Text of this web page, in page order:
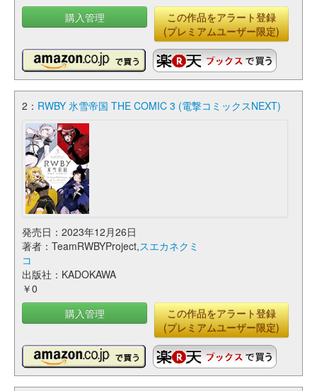
購入管理
この作品をアラート登録
(プレミアムユーザー限定)
2： RWBY 氷雪帝国 THE COMIC 3 (電撃コミックスNEXT)
発売日：2023年12月26日
著者：TeamRWBYProject,スエカネクミ
コ
出版社：KADOKAWA
￥0
購入管理
この作品をアラート登録
(プレミアムユーザー限定)